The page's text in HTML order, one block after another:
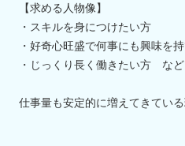
【求める人物像】
・スキルを身につけたい方
・好奇心旺盛で何事にも興味を
・じっくり長く働きたい方 な
仕事量も安定的に増えてきてい